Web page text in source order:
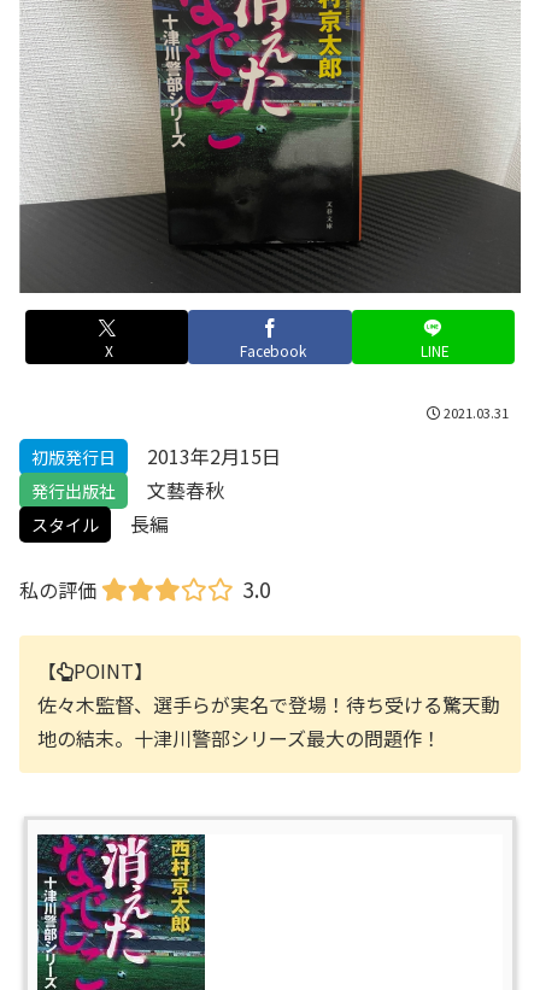
X Facebook LINE
2021.03.31
初版発行日 2013年2月15日
発行出版社 文藝春秋
スタイル 長編
私の評価 3.0
【
POINT】
佐々木監督、選手らが実名で登場！待ち受ける驚天動
地の結末。十津川警部シリーズ最大の問題作！